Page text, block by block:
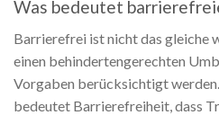
Was bedeutet
Barrierefrei ist nicht das gleiche
einen behindertengerechten
Vorgaben berücksichtigt
bedeutet Barrierefreiheit, dass